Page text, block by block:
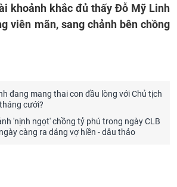
khoảnh khắc đủ thấy Đỗ Mỹ Linh
viên mãn, sang chảnh bên chồng
đang mang thai con đầu lòng với Chủ tịch
cưới?
'nịnh ngọt' chồng tỷ phú trong ngày CLB
càng ra dáng vợ hiền - dâu thảo